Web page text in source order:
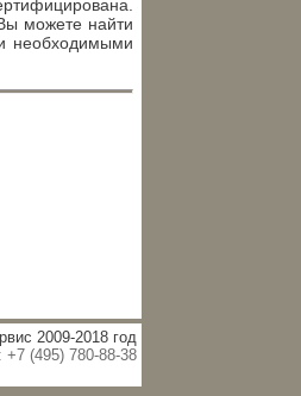
можете найти
необходимыми
2009-2018 год
(495) 780-88-38